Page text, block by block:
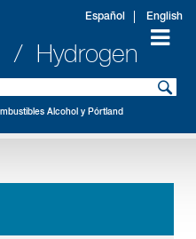
Alcohol y Pórtland
/ Hydrogen
Español English